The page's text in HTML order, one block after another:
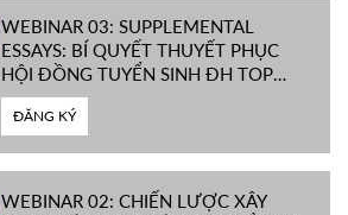
WEBINAR 03: SUPPLEMENTAL
ESSAYS: BÍ QUYẾT THUYẾT PHỤC
HỘI ĐỒNG TUYỂN SINH ĐH TOP
ĐẦU MỸ
ĐĂNG KÝ
WEBINAR 02: CHIẾN LƯỢC XÂY